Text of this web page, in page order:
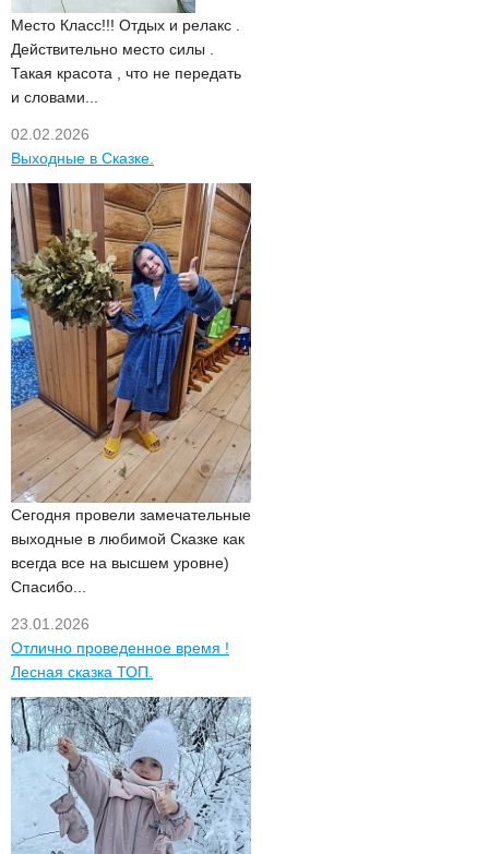
Место Класс!!! Отдых и релакс .
Действительно место силы .
Такая красота , что не передать
и словами...
02.02.2026
Выходные в Сказке.
Сегодня провели замечательные
выходные в любимой Сказке как
всегда все на высшем уровне)
Спасибо...
23.01.2026
Отлично проведенное время !
Лесная сказка ТОП.